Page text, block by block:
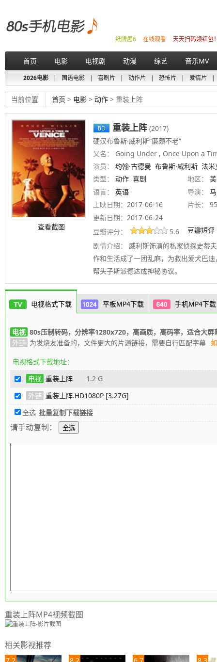
天天扫码领红包
在线观看
纸牌屋6
首页 电影 电视剧 动漫 综艺 音乐MV
2026电影 | 国语电影 | 喜剧片 | 动作片 | 恐怖片 | 爱情片 |
当前位置 首页 > 电影 > 动作 > 重装上阵
查看截图
重装上阵 (2017)
硬汉布鲁斯·威利斯“廉颇不老”
又名：
Going Under , Once Upon a
演员：
约翰·古德曼 布鲁斯·威利斯 法米
类型：
动作 喜剧 地区：
语言：
英语 导演：
上映日期： 2017-06-16 片长：
更新日期： 2017-06-24
豆瓣评分：
5.6
豆瓣短评
剧情介绍：
威利斯饰演的私家侦探史蒂
作和生活成了一团乱麻，为救出爱犬巴
帮头子斯派德达成神秘协议。
电视格式下载 平板MP4下载 手机MP4下载
电视 80s压制转码，分辨率1280x720，高画质，高码率，适合大屏
外链 为发烧友准备的，文件更大的片源链接，需要自行匹配字幕
电视格式下载地址：
电视 重装上阵 1.2 G
外链 重装上阵.HD1080P [3.27G]
全选 批量复制下载链接
请手动复制：
重装上阵MP4视频截图
相关影视推荐